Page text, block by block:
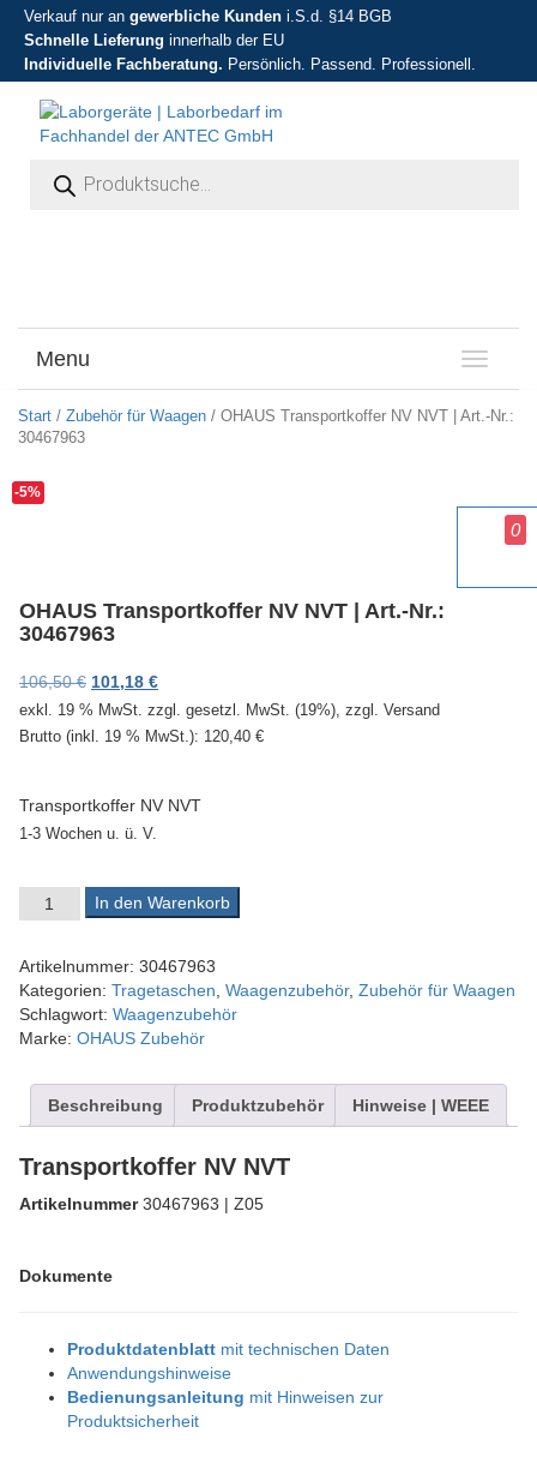
Verkauf nur an gewerbliche Kunden i.S.d. §14 BGB
Schnelle Lieferung innerhalb der EU
Individuelle Fachberatung. Persönlich. Passend. Professionell.
T
o
g
n
Menu
Start / Zubehör für Waagen / OHAUS Transportkoffer NV NVT | Art.-Nr.:
30467963
-5%
OHAUS Transportkoffer NV NVT | Art.-Nr.:
30467963
106,50€ Ursprünglicher Preis war: 106,50 €
101,18 €Aktueller Preis ist: 101,18 €.
exkl. 19 % MwSt. zzgl. gesetzl. MwSt. (19%), zzgl. Versand
Brutto (inkl. 19 % MwSt.): 120,40 €
Transportkoffer NV NVT
1-3 Wochen u. ü. V.
OHAUS Transportkoffer NV NVT | Art.-Nr.: 30467963 Menge
In den Warenkorb
Artikelnummer: 30467963
Kategorien: Tragetaschen Waagenzubehör, Zubehör für Waagen
Schlagwort: Waagenzubehör
Marke: OHAUS Zubehör
Beschreibung Produktzubehör Hinweise | WEEE
Transportkoffer NV NVT
Artikelnummer30467963 | Z05
Dokumente
Produktdatenblatt mit technischen Daten
Anwendungshinweise
Bedienungsanleitung mit Hinweisen zur
Produktsicherheit
0